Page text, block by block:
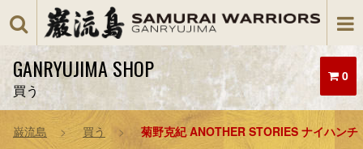
GANRYUJIMA SHOP
買う
巌流島 買う 菊野克紀 ANOTHER STORIES ナイハン
0